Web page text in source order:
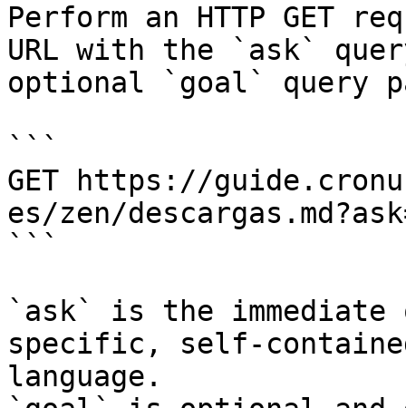
Perform an HTTP GET
URL with the `ask`
optional `goal` query
```
GET https://
es/zen/
```
`ask` is the
specific, self-
language.